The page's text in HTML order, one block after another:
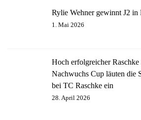
Rylie Wehner gewinnt J2 in
1. Mai 2026
Hoch erfolgreicher
Nachwuchs Cup läuten die
bei TC Raschke ein
28. April 2026